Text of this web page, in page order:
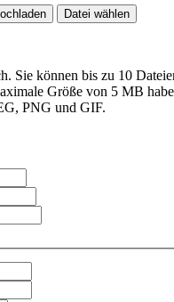
Datei wählen
Sie können bis zu 10
Größe von 5 MB
PNG und GIF.